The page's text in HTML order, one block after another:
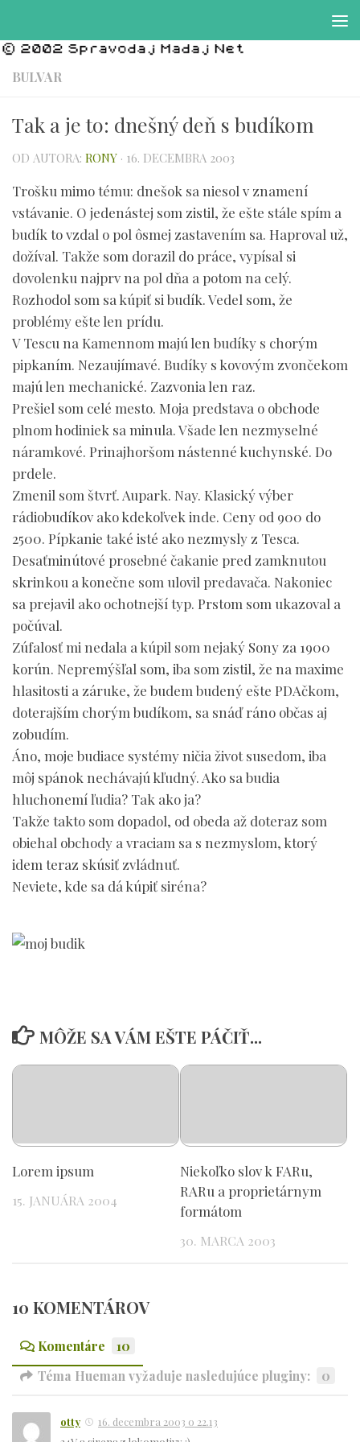
BULVAR
Tak a je to: dnešný deň s budíkom
OD AUTORA: RONY · 16. DECEMBRA 2003
Trošku mimo tému: dnešok sa niesol v znamení
vstávanie. O jedenástej som zistil, že ešte stále spím a
budík to vzdal o pol ôsmej zastavením sa. Haproval už,
dožíval. Takže som dorazil do práce, vypísal si
dovolenku najprv na pol dňa a potom na celý.
Rozhodol som sa kúpiť si budík. Vedel som, že
problémy ešte len prídu.
V Tescu na Kamennom majú len budíky s chorým
pipkaním. Nezaujímavé. Budíky s kovovým zvončekom
majú len mechanické. Zazvonia len raz.
Prešiel som celé mesto. Moja predstava o obchode
plnom hodiniek sa minula. Všade len nezmyselné
náramkové. Prinajhoršom nástenné kuchynské. Do
prdele.
Zmenil som štvrť. Aupark. Nay. Klasický výber
rádiobudíkov ako kdekoľvek inde. Ceny od 900 do
2500. Pípkanie také isté ako nezmysly z Tesca.
Desaťminútové prosebné čakanie pred zamknutou
skrinkou a konečne som ulovil predavača. Nakoniec
sa prejavil ako ochotnejší typ. Prstom som ukazoval a
počúval.
Zúfalosť mi nedala a kúpil som nejaký Sony za 1900
korún. Nepremýšľal som, iba som zistil, že na maxime
hlasitosti a záruke, že budem budený ešte PDAčkom,
doterajším chorým budíkom, sa snáď ráno občas aj
zobudím.
Áno, moje budiace systémy ničia život susedom, iba
môj spánok nechávajú kľudný. Ako sa budia
hluchonemí ľudia? Tak ako ja?
Takže takto som dopadol, od obeda až doteraz som
obiehal obchody a vraciam sa s nezmyslom, ktorý
idem teraz skúsiť zvládnuť.
Neviete, kde sa dá kúpiť siréna?
MÔŽE SA VÁM EŠTE PÁČIŤ...
Lorem ipsum
15. JANUÁRA 2004
Niekoľko slov k FARu,
RARu a proprietárnym
formátom
30. MARCA 2003
10 KOMENTÁROV
Komentáre
10
Téma Hueman vyžaduje nasledujúce pluginy:
0
otty
16. decembra 2003 o 22.13